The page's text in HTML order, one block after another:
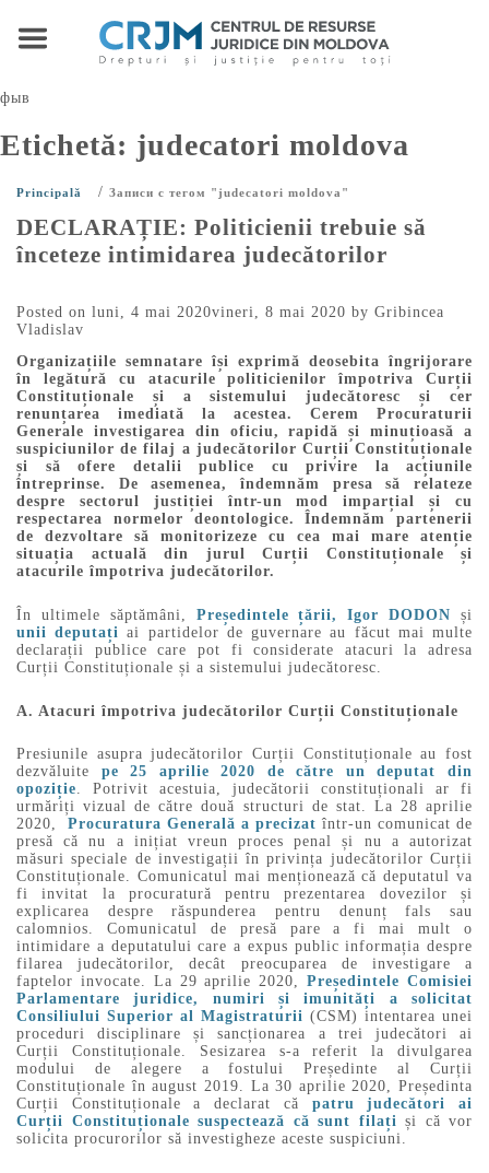
фыв
Etichetă: judecatori moldova
Principală / Записи с тегом "judecatori moldova"
DECLARAȚIE: Politicienii trebuie să
înceteze intimidarea judecătorilor
Posted on luni, 4 mai 2020vineri, 8 mai 2020 by Gribincea
Vladislav
Organizațiile semnatare își exprimă deosebita îngrijorare
în legătură cu atacurile politicienilor împotriva Curții
Constituționale și a sistemului judecătoresc și cer
renunțarea imediată la acestea. Cerem Procuraturii
Generale investigarea din oficiu, rapidă și minuțioasă a
suspiciunilor de filaj a judecătorilor Curții Constituționale
și să ofere detalii publice cu privire la acțiunile
întreprinse. De asemenea, îndemnăm presa să relateze
despre sectorul justiției într-un mod imparțial și cu
respectarea normelor deontologice. Îndemnăm partenerii
de dezvoltare să monitorizeze cu cea mai mare atenție
situația actuală din jurul Curții Constituționale și
atacurile împotriva judecătorilor.
În ultimele săptămâni, Președintele țării, Igor DODON și
unii deputați ai partidelor de guvernare au făcut mai multe
declarații publice care pot fi considerate atacuri la adresa
Curții Constituționale și a sistemului judecătoresc.
A. Atacuri împotriva judecătorilor Curții Constituționale
Presiunile asupra judecătorilor Curții Constituționale au fost
dezvăluite pe 25 aprilie 2020 de către un deputat din
opoziție. Potrivit acestuia, judecătorii constituționali ar fi
urmăriți vizual de către două structuri de stat. La 28 aprilie
2020, Procuratura Generală a precizat într-un comunicat de
presă că nu a inițiat vreun proces penal și nu a autorizat
măsuri speciale de investigații în privința judecătorilor Curții
Constituționale. Comunicatul mai menționează că deputatul va
fi invitat la procuratură pentru prezentarea dovezilor și
explicarea despre răspunderea pentru denunț fals sau
calomnios. Comunicatul de presă pare a fi mai mult o
intimidare a deputatului care a expus public informația despre
filarea judecătorilor, decât preocuparea de investigare a
faptelor invocate. La 29 aprilie 2020,Președintele Comisiei
Parlamentare juridice, numiri și imunități a solicitat
Consiliului Superior al Magistraturii (CSM) intentarea unei
proceduri disciplinare și sancționarea a trei judecători ai
Curții Constituționale. Sesizarea s-a referit la divulgarea
modului de alegere a fostului Președinte al Curții
Constituționale în august 2019. La 30 aprilie 2020, Președinta
Curții Constituționale a declarat că patru judecători ai
Curții Constituționale suspectează că sunt filați și că vor
solicita procurorilor să investigheze aceste suspiciuni.